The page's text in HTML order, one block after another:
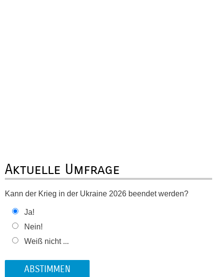
Aktuelle Umfrage
Kann der Krieg in der Ukraine 2026 beendet werden?
Ja!
Nein!
Weiß nicht ...